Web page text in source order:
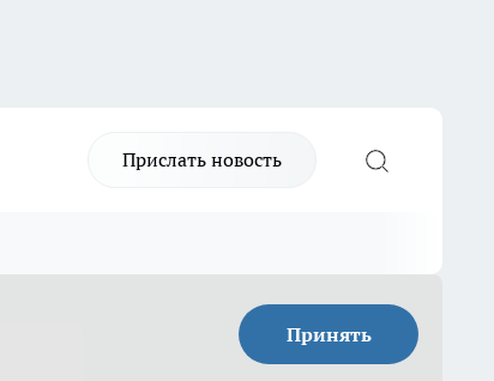
Прислать новость
Принять